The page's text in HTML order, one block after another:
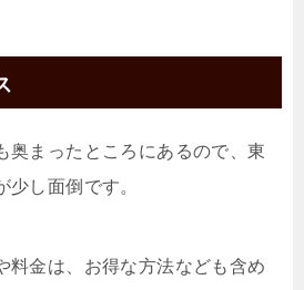
奥まったところにあるので、東
し面倒です。
料金は、お得な方法なども含め